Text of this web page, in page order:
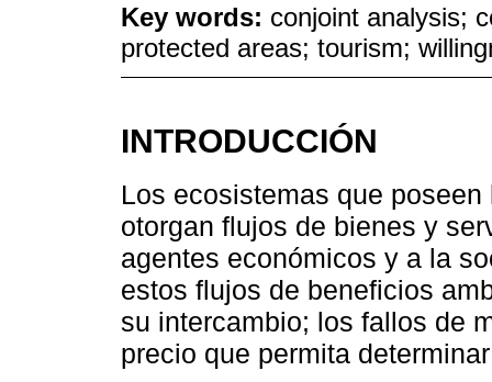
Key words: conjoint analysis;
protected areas; tourism;
INTRODUCCIÓN
Los ecosistemas que
otorgan flujos de bienes y
agentes económicos y a la
estos flujos de beneficios
su intercambio; los fallos de
precio que permita